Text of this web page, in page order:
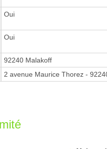
Oui
Oui
92240 Malakoff
2 avenue Maurice Thorez -